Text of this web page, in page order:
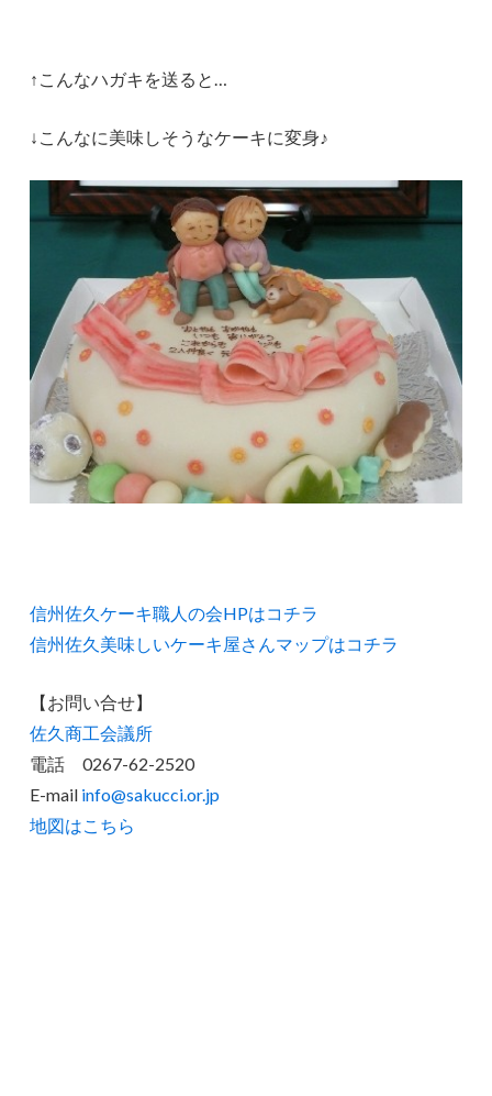
↑こんなハガキを送ると…
↓こんなに美味しそうなケーキに変身♪
信州佐久ケーキ職人の会HPはコチラ
信州佐久美味しいケーキ屋さんマップはコチラ
【お問い合せ】
佐久商工会議所
電話 0267-62-2520
E-mail info@sakucci.or.jp
地図はこちら